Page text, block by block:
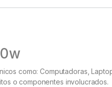
como: Computadoras,
o componentes involucrados.